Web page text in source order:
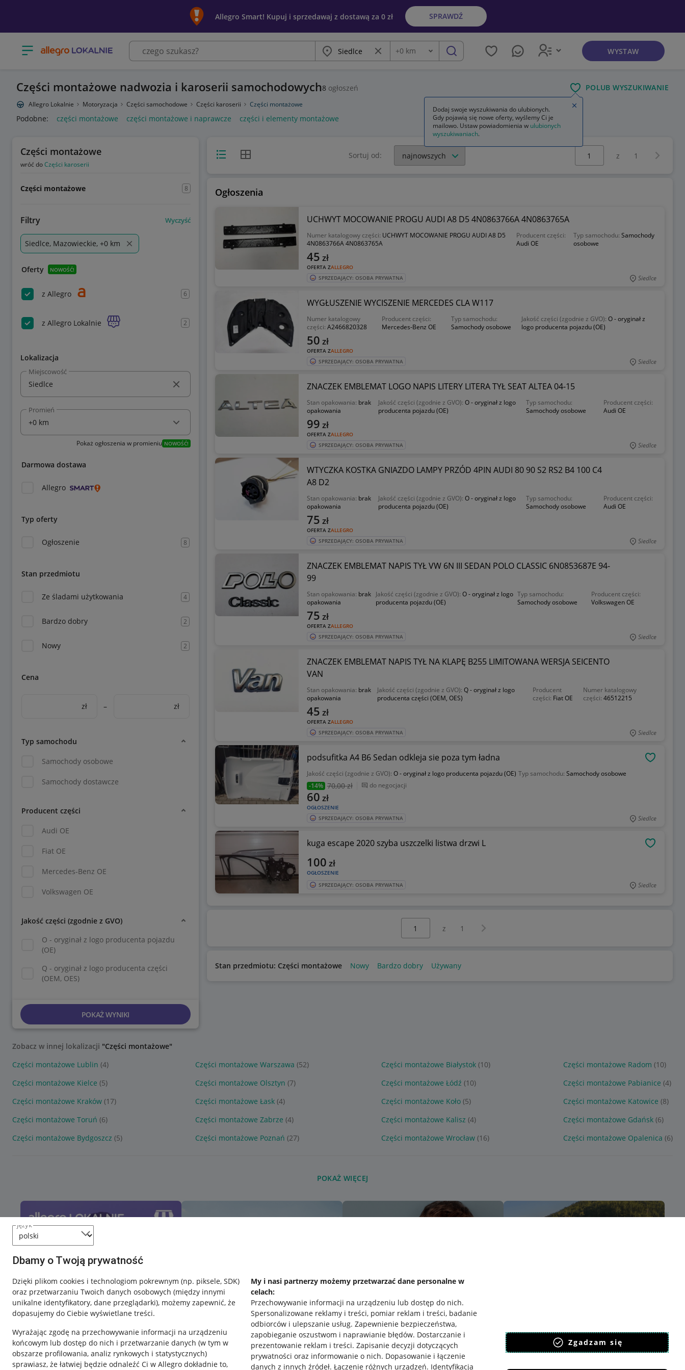
język
Dbamy o Twoją prywatność
Dzięki plikom cookies i technologiom pokrewnym (np. piksele, SDK)
oraz przetwarzaniu Twoich danych osobowych (między innymi
unikalne identyfikatory, dane przeglądarki), możemy zapewnić, że
dopasujemy do Ciebie wyświetlane treści.
Wyrażając zgodę na przechowywanie informacji na urządzeniu
końcowym lub dostęp do nich i przetwarzanie danych (w tym w
obszarze profilowania, analiz rynkowych i statystycznych)
sprawiasz, że łatwiej będzie odnaleźć Ci w Allegro dokładnie to,
My i nasi partnerzy możemy przetwarzać dane personalne w
celach:
Przechowywanie informacji na urządzeniu lub dostęp do nich.
Spersonalizowane reklamy i treści, pomiar reklam i treści, badanie
odbiorców i ulepszanie usług. Zapewnienie bezpieczeństwa,
zapobieganie oszustwom i naprawianie błędów. Dostarczanie i
prezentowanie reklam i treści. Zapisanie decyzji dotyczących
prywatności oraz informowanie o nich. Dopasowanie i łączenie
danych z innych źródeł. Łączenie różnych urządzeń. Identyfikacja
Zgadzam się
Allegro Smart! Kupuj i sprzedawaj z dostawą za 0 zł SPRAWDŹ
Otwórz menu z kategoriami Miasto Wyczyść frazę
Odległość
+0 km szukaj WYSTAW
Części montażowe nadwozia i karoserii samochodowych8 ogłoszeń POLUB WYSZUKIWANIE
Allegro Lokalnie Motoryzacja Części samochodowe Części karoserii Części montażowe
Podobne: części montażowe części montażowe i naprawcze części i elementy montażowe
Części montażowe
wróć doCzęści karoserii
Części montażowe 8
Filtry Wyczyść
Siedlce, Mazowieckie, +0 km
Oferty NOWOŚĆ!
z Allegro 6
z Allegro Lokalnie 2
Lokalizacja
Miejscowość
Promień
Pokaż ogłoszenia w promieniu NOWOŚĆ!
Darmowa dostawa
Allegro
Typ oferty
Ogłoszenie 8
Stan przedmiotu
Ze śladami użytkowania 4
Bardzo dobry 2
Nowy 2
Cena
zł – zł
Typ samochodu
Samochody osobowe
Samochody dostawcze
Producent części
Audi OE
Fiat OE
Mercedes-Benz OE
Volkswagen OE
Jakość części (zgodnie z GVO)
O - oryginał z logo producenta pojazdu
(OE)
Q - oryginał z logo producenta części
(OEM, OES)
POKAŻ WYNIKI
Widok listyWidok siatki Sortuj od:
Wybierz stronę:
z 1
Ogłoszenia
UCHWYT MOCOWANIE PROGU AUDI A8 D5 4N0863766A 4N0863765A
Numer katalogowy części: UCHWYT MOCOWANIE PROGU AUDI A8 D5
4N0863766A 4N0863765A
Producent części:
Audi OE
Typ samochodu: Samochody
osobowe
OFERTA ZALLEGRO
45 zł
SPRZEDAJĄCY: OSOBA PRYWATNA Siedlce
WYGŁUSZENIE WYCISZENIE MERCEDES CLA W117
Numer katalogowy
części: A2466820328
Producent części:
Mercedes-Benz OE
Typ samochodu:
Samochody osobowe
Jakość części (zgodnie z GVO):O - oryginał z
logo producenta pojazdu (OE)
OFERTA ZALLEGRO
50 zł
SPRZEDAJĄCY: OSOBA PRYWATNA Siedlce
ZNACZEK EMBLEMAT LOGO NAPIS LITERY LITERA TYŁ SEAT ALTEA 04-15
Stan opakowania: brak
opakowania
Jakość części (zgodnie z GVO):O - oryginał z logo
producenta pojazdu (OE)
Typ samochodu:
Samochody osobowe
Producent części:
Audi OE
OFERTA ZALLEGRO
99 zł
SPRZEDAJĄCY: OSOBA PRYWATNA Siedlce
WTYCZKA KOSTKA GNIAZDO LAMPY PRZÓD 4PIN AUDI 80 90 S2 RS2 B4 100 C4
A8 D2
Stan opakowania: brak
opakowania
Jakość części (zgodnie z GVO):O - oryginał z logo
producenta pojazdu (OE)
Typ samochodu:
Samochody osobowe
Producent części:
Audi OE
OFERTA ZALLEGRO
75 zł
SPRZEDAJĄCY: OSOBA PRYWATNA Siedlce
ZNACZEK EMBLEMAT NAPIS TYŁ VW 6N III SEDAN POLO CLASSIC 6N0853687E 94-
99
Stan opakowania: brak
opakowania
Jakość części (zgodnie z GVO): O - oryginał z logo
producenta pojazdu (OE)
Typ samochodu:
Samochody osobowe
Producent części:
Volkswagen OE
OFERTA ZALLEGRO
75 zł
SPRZEDAJĄCY: OSOBA PRYWATNA Siedlce
ZNACZEK EMBLEMAT NAPIS TYŁ NA KLAPĘ B255 LIMITOWANA WERSJA SEICENTO
VAN
Stan opakowania: brak
opakowania
Jakość części (zgodnie z GVO): Q - oryginał z logo
producenta części (OEM, OES)
Producent
części: Fiat OE
Numer katalogowy
części:46512215
OFERTA ZALLEGRO
45 zł
SPRZEDAJĄCY: OSOBA PRYWATNA Siedlce
podsufitka A4 B6 Sedan odkleja sie poza tym ładna
Jakość części (zgodnie z GVO): O - oryginał z logo producenta pojazdu (OE) Typ samochodu: Samochody osobowe
-14% 70,00 zł do negocjacji
OGŁOSZENIE
60 zł
SPRZEDAJĄCY: OSOBA PRYWATNA Siedlce
kuga escape 2020 szyba uszczelki listwa drzwi L
OGŁOSZENIE
100 zł
SPRZEDAJĄCY: OSOBA PRYWATNA Siedlce
z 1 Następna strona
Stan przedmiotu: Części montażowe Nowy Bardzo dobry Używany
Zobacz w innej lokalizacji "Części montażowe"
Części montażowe Lublin (4) Części montażowe Warszawa (52) Części montażowe Białystok (10) Części montażowe Radom (10)
Części montażowe Kielce (5) Części montażowe Olsztyn (7) Części montażowe Łódź (10) Części montażowe Pabianice (4)
Części montażowe Kraków (17) Części montażowe Łask (4) Części montażowe Koło (5) Części montażowe Katowice (8)
Części montażowe Toruń (6) Części montażowe Zabrze (4) Części montażowe Kalisz (4) Części montażowe Gdańsk (6)
Części montażowe Bydgoszcz (5) Części montażowe Poznań (27) Części montażowe Wrocław (16) Części montażowe Opalenica (6)
POKAŻ WIĘCEJ
Dodaj swoje wyszukiwania do ulubionych.
Gdy pojawią się nowe oferty, wyślemy Ci je
mailowo. Ustaw powiadomienia w ulubionych
wyszukiwaniach.
Zamknij wskazówkę